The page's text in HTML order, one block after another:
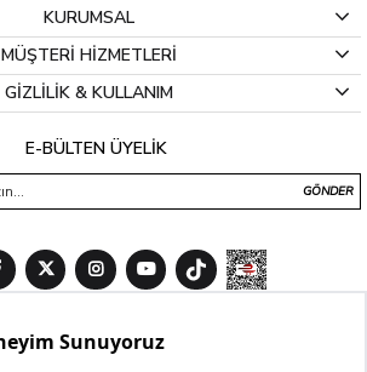
KURUMSAL
MÜŞTERİ HİZMETLERİ
GİZLİLİK & KULLANIM
E-BÜLTEN ÜYELİK
GÖNDER